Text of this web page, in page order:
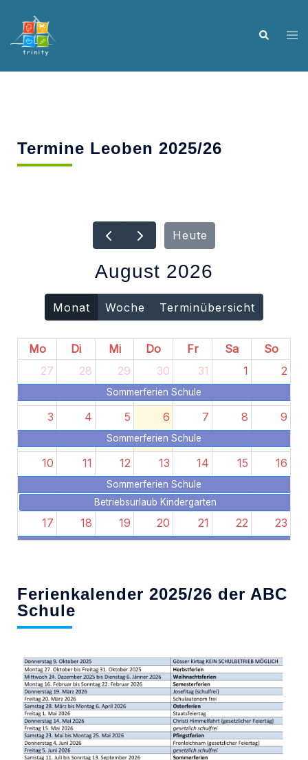
Termine Leoben 2025/26
Heute
August 2026
Monat Woche Terminübersicht
Mo Di Mi Do Fr Sa
So
27
Sommerferien Schule
28 29 30 31 1 2
3
Sommerferien Schule
4 5 6 7 8 9
10
Sommerferien Schule
Betriebsurlaub Kindergarten
11 12 13 14 15 16
17
Sommerferien Schule
18 19 20 21 22 23
Sommerferien Schule
Kindergartenstart
Ferienkalender 2025/26 der ABC
Schule